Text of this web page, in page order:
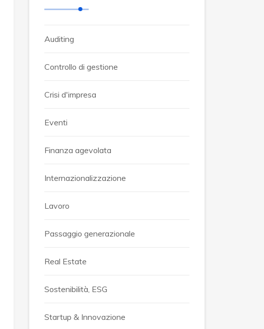
Auditing
Controllo di gestione
Crisi d'impresa
Eventi
Finanza agevolata
Internazionalizzazione
Lavoro
Passaggio generazionale
Real Estate
Sostenibilità, ESG
Startup & Innovazione